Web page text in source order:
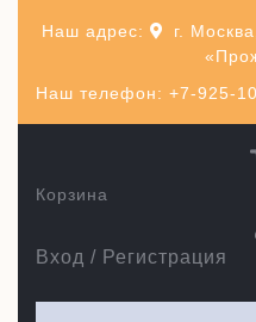
Наш телефон: +7-925-
Наш адрес:
г.
Вход / Регистрация
Корзина